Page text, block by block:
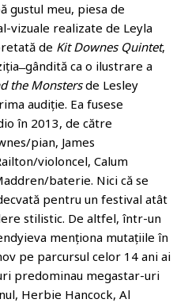
gustul meu, piesa de
vizuale realizate de Leyla
de Kit Downes Quintet,
gândită ca o ilustrare a
the Monstersde Lesley
audiție. Ea fusese
în 2013, de către
pian, James
violoncel, Calum
baterie. Nici că se
pentru un festival atât
stilistic. De altfel, într-un
menționa mutațiile în
pe parcursul celor 14 ani ai
predominau megastar-uri
Herbie Hancock, Al